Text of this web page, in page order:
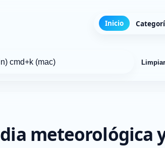
Inicio
Limpiar
meteorológica